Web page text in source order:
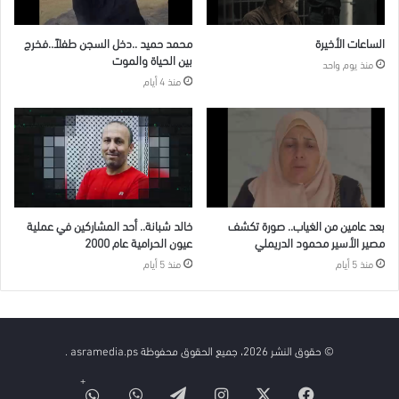
الساعات الأخيرة
منذ يوم واحد
محمد حميد ..دخل السجن طفلاً..فخرج
بين الحياة والموت
منذ 4 أيام
بعد عامين من الغياب.. صورة تكشف
مصير الأسير محمود الدريملي
منذ 5 أيام
خالد شبانة.. أحد المشاركين في عملية
عيون الحرامية عام 2000
منذ 5 أيام
© حقوق النشر 2026، جميع الحقوق محفوظة asramedia.ps .
فيسبوك انستقرامتيلقرامواتسابقناة